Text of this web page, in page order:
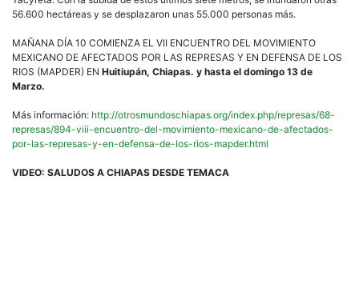
56.600 hectáreas y se desplazaron unas 55.000 personas más.
MAÑANA DÍA 10 COMIENZA EL VII ENCUENTRO DEL MOVIMIENTO
MEXICANO DE AFECTADOS POR LAS REPRESAS Y EN DEFENSA DE LOS
RIOS (MAPDER) EN Huitiupán, Chiapas. y hasta el domingo 13 de
Marzo.
Más información: http://otrosmundoschiapas.org/index.php/represas/68-
represas/894-viii-encuentro-del-movimiento-mexicano-de-afectados-
por-las-represas-y-en-defensa-de-los-rios-mapder.html
VIDEO: SALUDOS A CHIAPAS DESDE TEMACA